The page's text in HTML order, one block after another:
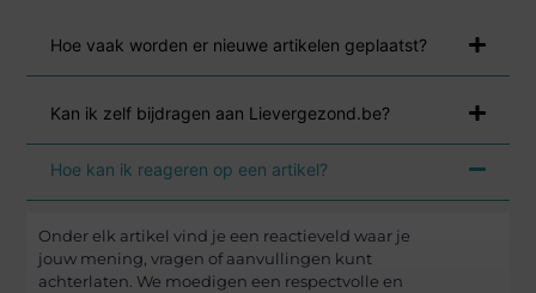
Hoe vaak worden er nieuwe artikelen geplaatst?
Kan ik zelf bijdragen aan Lievergezond.be?
Hoe kan ik reageren op een artikel?
Onder elk artikel vind je een reactieveld waar je
jouw mening, vragen of aanvullingen kunt
achterlaten. We moedigen een respectvolle en